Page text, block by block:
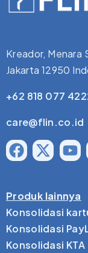
Kreador, Menara
Jakarta 12950
+62 818 077
care@flin.co.id
Produk lainnya
Konsolidasi
Konsolidasi
Konsolidasi KTA